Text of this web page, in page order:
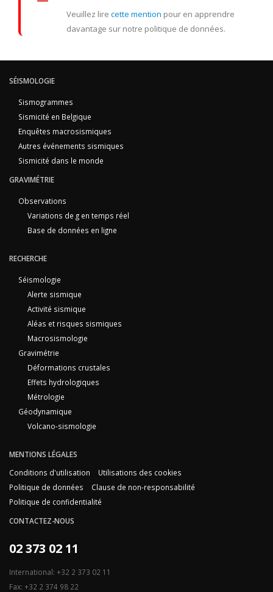
Veuillez lire cette mention pour en apprendre
davantage sur notre politique de données.
SÉISMOLOGIE
Sismogrammes
Sismicité en Belgique
Enquêtes macrosismiques
Autres événements sismiques
Sismicité dans le monde
GRAVIMÉTRIE
Observations
Variations de g en temps réel
Base de données en ligne
RECHERCHE
Séismologie
Alerte sismique
Activité sismique
Aléas et risques sismiques
Macrosismologie
Gravimétrie
Déformations crustales
Effets hydrologiques
Métrologie
Géodynamique
Volcano-sismologie
MENTIONS LÉGALES
Conditions d'utilisation
Utilisations des cookies
Politique de données
Clause de non-responsabilité
Politique de confidentialité
CONTACTEZ-NOUS
02 373 02 11
International: +32 2 373 02 11
Fax: +32 2 374 98 22